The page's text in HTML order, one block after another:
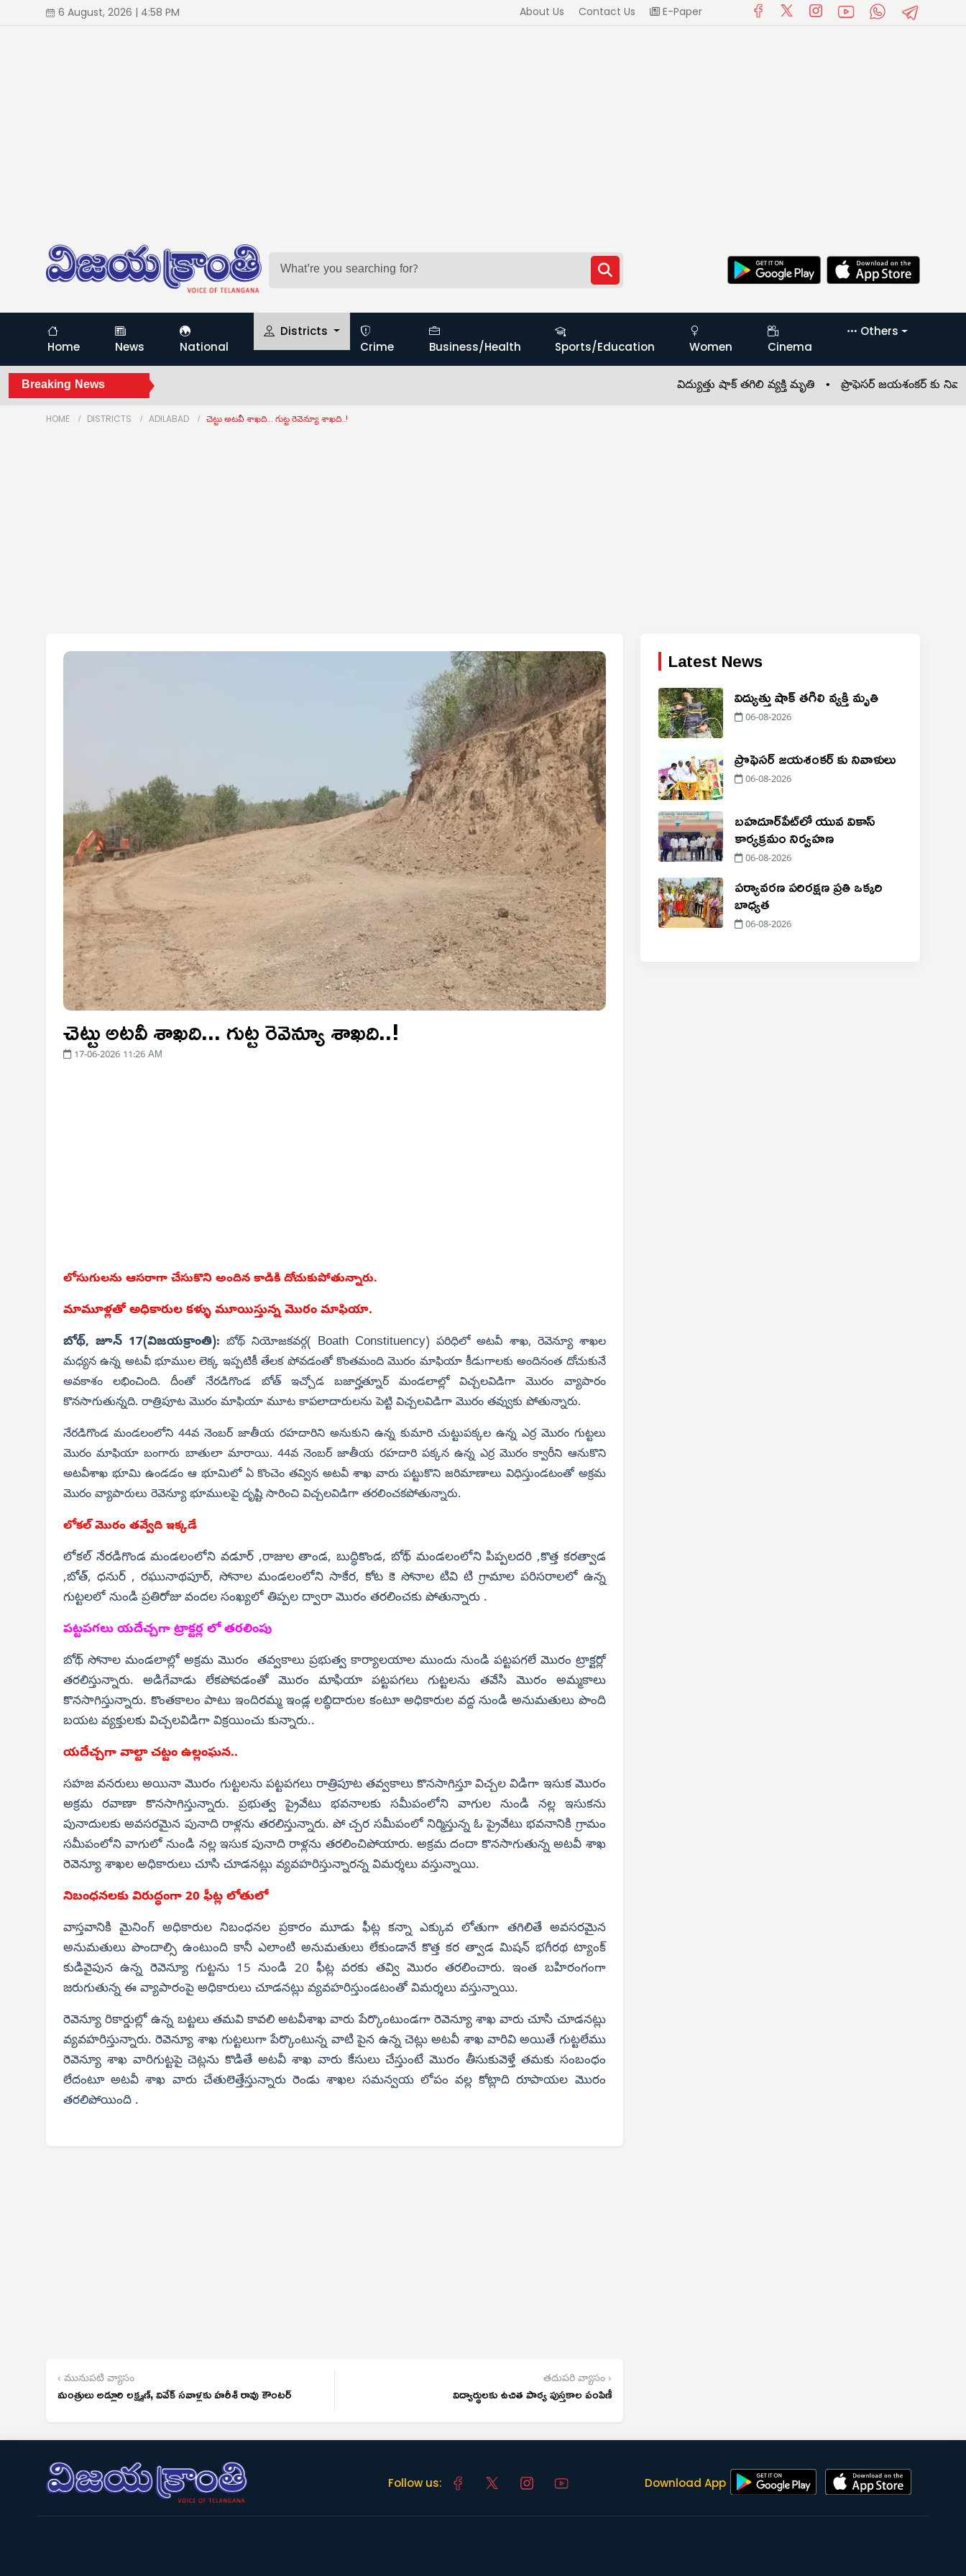
6 August, 2026 | 4:58 PM About Us Contact Us E-Paper
Home News National
Districts
Crime
Business/Health Sports/Education Women Cinema
Others
Breaking News విద్యుత్తు షాక్ తగిలి వ్యక్తి మృతి •ప్రొఫెసర్ జయశంకర్ కు నివాళులు •
HOME DISTRICTS ADILABAD చెట్టు అటవీ శాఖది... గుట్ట రెవెన్యూ శాఖది..!
చెట్టు అటవీ శాఖది... గుట్ట రెవెన్యూ శాఖది..!
17-06-2026 11:26 AM
లోసుగులను ఆసరాగా చేసుకొని అందిన కాడికి దోచుకుపోతున్నారు.
మామూళ్లతో అధికారుల కళ్ళు మూయిస్తున్న మొరం మాఫియా.
బోథ్, జూన్ 17(విజయక్రాంతి):బోథ్ నియోజకవర్గ( Boath Constituency) పరిధిలో అటవీ శాఖ, రెవెన్యూ శాఖల
మధ్యన ఉన్న అటవీ భూముల లెక్క ఇప్పటికీ తేలక పోవడంతో కొంతమంది మొరం మాఫియా కీడుగాలకు అందినంత దోచుకునే
అవకాశం లభించింది. దీంతో నేరడిగొండ బోత్ ఇచ్చోడ బజార్హత్నూర్ మండలాల్లో విచ్చలవిడిగా మొరం వ్యాపారం
కొనసాగుతున్నది. రాత్రిపూట మొరం మాఫియా మూట కాపలాదారులను పెట్టి విచ్చలవిడిగా మొరం తవ్వుకు పోతున్నారు.
నేరడిగొండ మండలంలోని 44వ నెంబర్ జాతీయ రహదారిని అనుకుని ఉన్న కుమారి చుట్టుపక్కల ఉన్న ఎర్ర మొరం గుట్టలు
మొరం మాఫియా బంగారు బాతులా మారాయి. 44వ నెంబర్ జాతీయ రహదారి పక్కన ఉన్న ఎర్ర మొరం క్వారీని ఆనుకొని
అటవీశాఖ భూమి ఉండడం ఆ భూమిలో ఏ కొంచెం తవ్విన అటవీ శాఖ వారు పట్టుకొని జరిమాణాలు విధిస్తుండటంతో అక్రమ
మొరం వ్యాపారులు రెవెన్యూ భూములపై దృష్టి సారించి విచ్చలవిడిగా తరలించకపోతున్నారు.
లోకల్ మొరం తవ్వేది ఇక్కడే
లోకల్ నేరడిగొండ మండలంలోని వడూర్ ,రాజుల తాండ, బుద్ధికొండ, బోథ్ మండలంలోని పిప్పలదరి ,కొత్త కరత్వాడ
,బోత్, ధనుర్ , రఘునాథపూర్, సోనాల మండలంలోని సాకేర, కోట కె సోనాల టివి టి గ్రామాల పరిసరాలలో ఉన్న
గుట్టలలో నుండి ప్రతిరోజు వందల సంఖ్యలో తిప్పల ద్వారా మొరం తరలించకు పోతున్నారు .
పట్టపగలు యదేచ్చగా ట్రాక్టర్ల లో తరలింపు
బోథ్ సోనాల మండలాల్లో అక్రమ మొరం తవ్వకాలు ప్రభుత్వ కార్యాలయాల ముందు నుండి పట్టపగలే మొరం ట్రాక్టర్లో
తరలిస్తున్నారు. అడిగేవాడు లేకపోవడంతో మొరం మాఫియా పట్టపగలు గుట్టలను తవేసి మొరం అమ్మకాలు
కొనసాగిస్తున్నారు. కొంతకాలం పాటు ఇందిరమ్మ ఇండ్ల లబ్ధిదారుల కంటూ అధికారుల వద్ద నుండి అనుమతులు పొంది
బయట వ్యక్తులకు విచ్చలవిడిగా విక్రయించు కున్నారు..
యదేచ్చగా వాల్టా చట్టం ఉల్లంఘన..
సహజ వనరులు అయినా మొరం గుట్టలను పట్టపగలు రాత్రిపూట తవ్వకాలు కొనసాగిస్తూ విచ్చల విడిగా ఇసుక మొరం
అక్రమ రవాణా కొనసాగిస్తున్నారు. ప్రభుత్వ ప్రైవేటు భవనాలకు సమీపంలోని వాగుల నుండి నల్ల ఇసుకను
పునాదులకు అవసరమైన పునాది రాళ్లను తరలిస్తున్నారు. పో చ్చర సమీపంలో నిర్మిస్తున్న ఓ ప్రైవేటు భవనానికి గ్రామం
సమీపంలోని వాగులో నుండి నల్ల ఇసుక పునాది రాళ్లను తరలించిపోయారు. అక్రమ దందా కొనసాగుతున్న అటవీ శాఖ
రెవెన్యూ శాఖల అధికారులు చూసి చూడనట్లు వ్యవహరిస్తున్నారన్న విమర్శలు వస్తున్నాయి.
నిబంధనలకు విరుద్ధంగా 20 ఫీట్ల లోతులో
వాస్తవానికి మైనింగ్ అధికారుల నిబంధనల ప్రకారం మూడు ఫీట్ల కన్నా ఎక్కువ లోతుగా తగిలితే అవసరమైన
అనుమతులు పొందాల్సి ఉంటుంది కానీ ఎలాంటి అనుమతులు లేకుండానే కొత్త కర త్వాడ మిషన్ భగీరథ ట్యాంక్
కుడివైపున ఉన్న రెవెన్యూ గుట్టను 15 నుండి 20 ఫీట్ల వరకు తవ్వి మొరం తరలించారు. ఇంత బహిరంగంగా
జరుగుతున్న ఈ వ్యాపారంపై అధికారులు చూడనట్లు వ్యవహరిస్తుండటంతో విమర్శలు వస్తున్నాయి.
రెవెన్యూ రికార్డుల్లో ఉన్న బట్టలు తమవి కావలి అటవీశాఖ వారు పేర్కొంటుండగా రెవెన్యూ శాఖ వారు చూసి చూడనట్లు
వ్యవహరిస్తున్నారు. రెవెన్యూ శాఖ గుట్టలుగా పేర్కొంటున్న వాటి పైన ఉన్న చెట్లు అటవీ శాఖ వారివి అయితే గుట్టలేము
రెవెన్యూ శాఖ వారిగుట్టపై చెట్లను కొడితే అటవీ శాఖ వారు కేసులు చేస్తుంటే మొరం తీసుకువెళ్తే తమకు సంబంధం
లేదంటూ అటవీ శాఖ వారు చేతులెత్తేస్తున్నారు రెండు శాఖల సమన్వయ లోపం వల్ల కోట్లాది రూపాయల మొరం
తరలిపోయింది .
‹ మునుపటి వ్యాసం
మంత్రులు అడ్లూరి లక్ష్మణ్, వివేక్‌ సవాళ్లకు హరీశ్ రావు కౌంటర్
తదుపరి వ్యాసం ›
విద్యార్థులకు ఉచిత పాఠ్య పుస్తకాల పంపిణీ
Latest News
విద్యుత్తు షాక్ తగిలి వ్యక్తి మృతి
06-08-2026
ప్రొఫెసర్ జయశంకర్ కు నివాళులు
06-08-2026
బహదూర్‌పేట్‌లో యువ వికాస్
కార్యక్రమం నిర్వహణ
06-08-2026
పర్యావరణ పరిరక్షణ ప్రతి ఒక్కరి
బాధ్యత
06-08-2026
Follow us: Download App